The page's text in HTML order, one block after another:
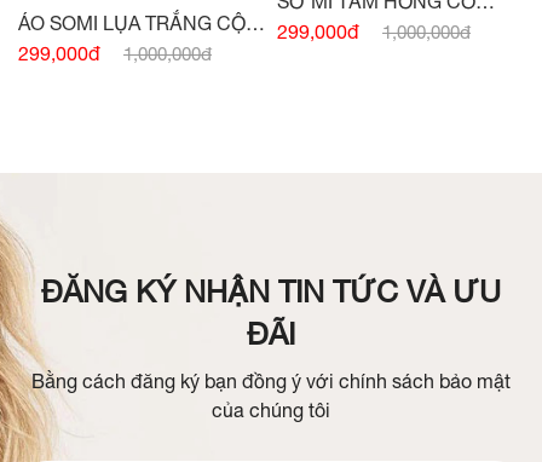
ÁO SOMI LỤA TRẮNG CỘC
TAY BẤU MÍ THÂN
299,000đ 1,000,000đ
ĐỨC NGẮN TAY
299,000đ 1,000,000đ
ĐĂNG KÝ NHẬN TIN TỨC VÀ ƯU
ĐÃI
Bằng cách đăng ký bạn đồng ý với chính sách bảo mật
của chúng tôi